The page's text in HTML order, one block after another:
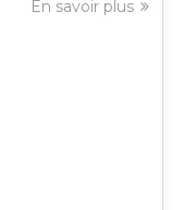
En savoir plus